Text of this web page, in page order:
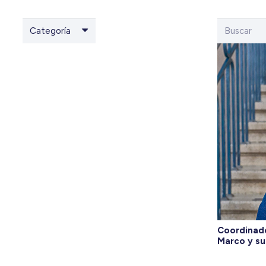
Categoría
Marco y